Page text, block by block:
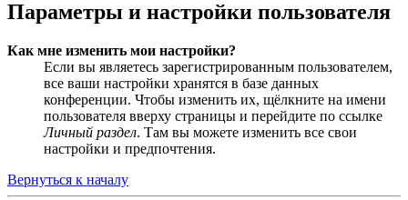
Параметры и настройки пользователя
Как мне изменить мои настройки?
Если вы являетесь зарегистрированным пользователем,
все ваши настройки хранятся в базе данных
конференции. Чтобы изменить их, щёлкните на имени
пользователя вверху страницы и перейдите по ссылке
Личный раздел. Там вы можете изменить все свои
настройки и предпочтения.
Вернуться к началу